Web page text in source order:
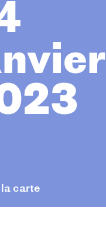
la carte